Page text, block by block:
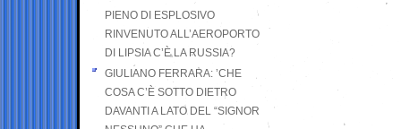
PIENO DI ESPLOSIVO
RINVENUTO ALL’AEROPORTO
DI LIPSIA C’È LA RUSSIA?
GIULIANO FERRARA: ’CHE
COSA C’È SOTTO DIETRO
DAVANTI A LATO DEL “SIGNOR